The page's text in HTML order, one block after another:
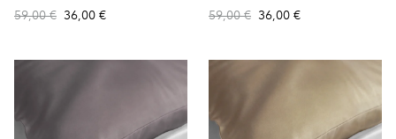
59,00 € 36,00 €
59,00 € 36,00 €